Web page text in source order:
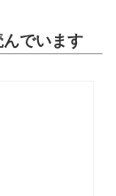
でいます